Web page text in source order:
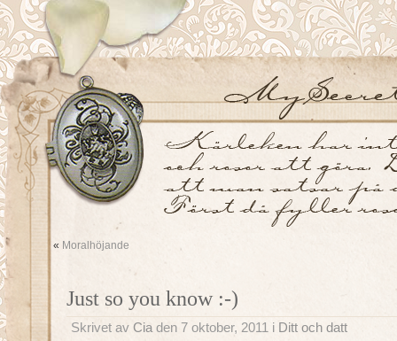
« Moralhöjande
Just so you know :-)
Skrivet av Cia den 7 oktober, 2011 i Ditt och datt